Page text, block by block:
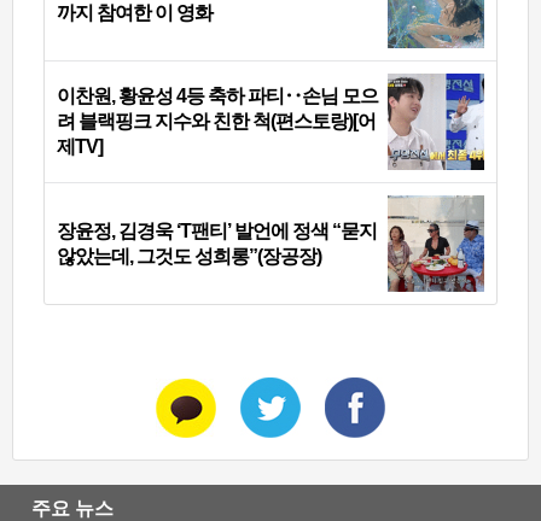
까지 참여한 이 영화
이찬원, 황윤성 4등 축하 파티‥손님 모으
려 블랙핑크 지수와 친한 척(편스토랑)[어
제TV]
장윤정, 김경욱 ‘T팬티’ 발언에 정색 “묻지
않았는데, 그것도 성희롱”(장공장)
주요 뉴스